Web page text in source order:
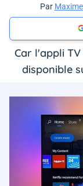
Par
Car l'appli TV
disponible